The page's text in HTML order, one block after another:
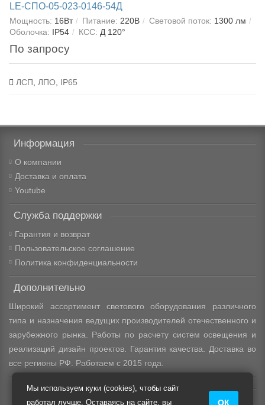
LE-СПО-05-023-0146-54Д
Мощность: 16Вт Питание: 220В Световой поток: 1300 лм
Оболочка: IP54 КСС: Д 120°
По запросу
ЛСП ЛПО IP65
Информация
О компании
Доставка и оплата
Youtube
Служба поддержки
Гарантия и возврат
Пользовательское соглашение
Политика конфиденциальности
Дополнительно
Широкий ассортимент светового оборудования различного
типа и назначения ведущих производителей отечественного и
зарубежного рынка. Работы по расчету систем освещения и
реализаций дизайн проектов. Гарантия качества. Доставка во
все регионы РФ. Работаем с 2015 года.
Мы используем куки (cookies), чтобы сайт
работал лучше. Оставаясь на сайте, вы
ОК
Схема проезда